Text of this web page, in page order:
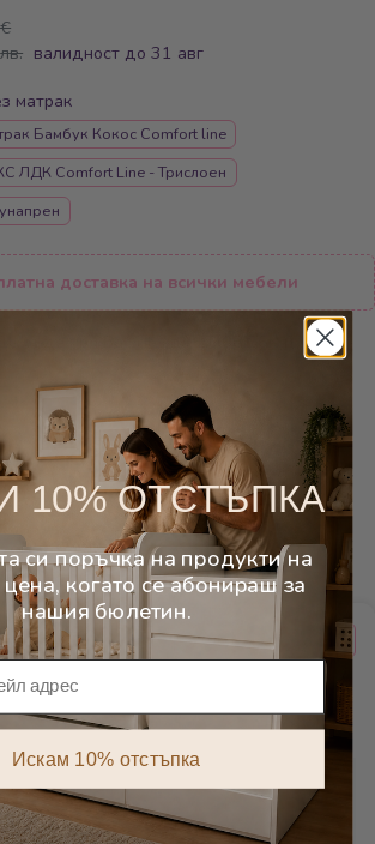
€
лв. валидност до 31 авг
матрак
Бамбук Кокос Comfort line
ЛДК Comfort Line - Трислоен
доставка на всички мебели
бъде при Вас между 25.08.26г. и
Добави в любими
се: 0879800041
Бебешки стаи
Дейзи Нов
10% ОТСТЪПКА
си поръчка на продукти на
когато се абонираш за
нашия бюлетин.
Искам 10% отстъпка